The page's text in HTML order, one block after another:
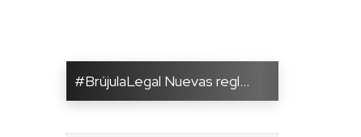
#BrújulaLegal Nuevas regl...